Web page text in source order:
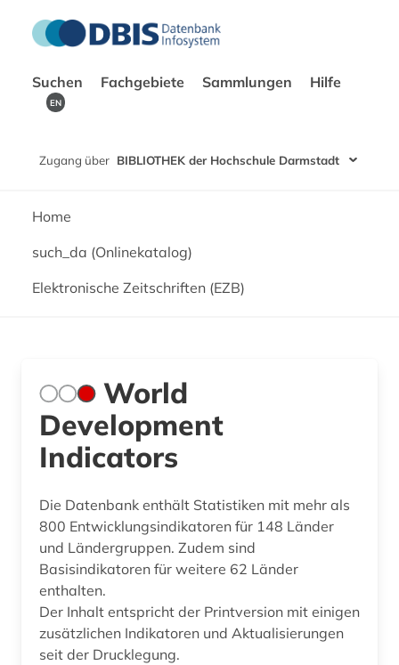
Suchen Fachgebiete Sammlungen Hilfe
EN
Zugang über BIBLIOTHEK der Hochschule Darmstadt
Home
such_da (Onlinekatalog)
Elektronische Zeitschriften (EZB)
World
Development
Indicators
Die Datenbank enthält Statistiken mit mehr als
800 Entwicklungsindikatoren für 148 Länder
und Ländergruppen. Zudem sind
Basisindikatoren für weitere 62 Länder
enthalten.
Der Inhalt entspricht der Printversion mit einigen
zusätzlichen Indikatoren und Aktualisierungen
seit der Drucklegung.